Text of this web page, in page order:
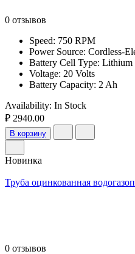
0 отзывов
Speed: 750 RPM
Power Source: Cordless-
Battery Cell Type: Lithium
Voltage: 20 Volts
Battery Capacity: 2 Ah
Availability: In Stock
₽ 2940.00
В корзину
Новинка
Труба оцинкованная
0 отзывов